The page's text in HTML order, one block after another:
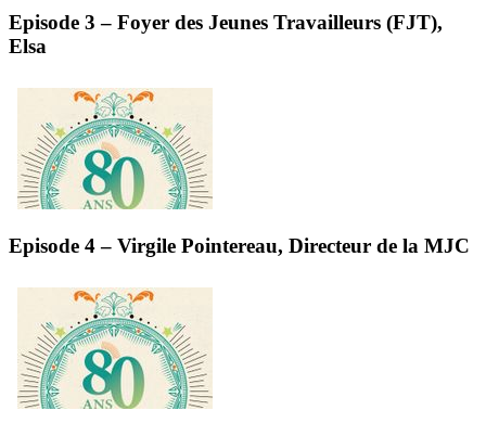
Episode 3 – Foyer des Jeunes Travailleurs (FJT),
Elsa
Episode 4 – Virgile Pointereau, Directeur de la MJC